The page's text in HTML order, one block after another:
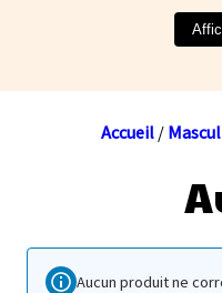
Accueil/
Aucun produit ne